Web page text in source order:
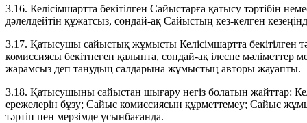
3.16. Келісімшартта бекітілген Сайыстарға қатысу тәртібін
дәлелдейтін құжатсыз, сондай-ақ Сайыстың кез-келген
3.17. Қатысушы сайыстық жұмысты Келісімшартта бекітілген
комиссиясы бекітпеген қалыпта, сондай-ақ ілеспе мәліметтер
жарамсыз деп танудың салдарына жұмыстың авторы жауапты.
3.18. Қатысушыны сайыстан шығару негіз болатын жайттар:
ережелерін бұзу; Сайыс комиссиясын құрметтемеу; Сайыс
тәртіп пен мерзімде ұсынбағанда.